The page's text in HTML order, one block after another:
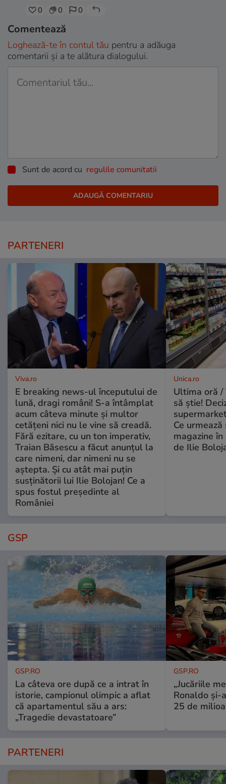
0 0 0
Comentează
Loghează-te în contul tău pentru a adăuga
comentarii și a te alătura dialogului.
Sunt de acord cu regulile comunitatii
PARTENERI
Viva.ro
E breaking news-ul începutului de
lună, dragi români! S-a întâmplat
acum câteva minute și multor
cetățeni nici nu le vine să creadă.
Fără ezitare, cu un ton imperativ,
Traian Băsescu a făcut anunțul la
care nimeni, dar nimeni nu se
aștepta. Și cu atât mai puțin
susținătorii lui Ilie Bolojan! Ce a
spus fostul președinte al
României
Unica.ro
Ultima oră /
să știe!
Ce
magazine
de Ilie
GSP
GSP.RO
La câteva ore după ce a intrat în
istorie, campionul olimpic a aflat
că apartamentul său a ars:
„Tragedie devastatoare”
GSP.RO
„Jucăriile
Ronaldo și-
25 de
PARTENERI